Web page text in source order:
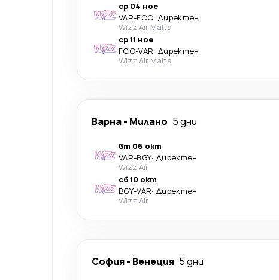
ср 04 ное
VAR-FCO· Директен
Wizz Air Malta
ср 11 ное
FCO-VAR· Директен
Wizz Air Malta
Варна- Милано 5 дни
вт 06 окт
VAR-BGY· Директен
Wizz Air
сб 10 окт
BGY-VAR· Директен
Wizz Air
София- Венеция 5 дни